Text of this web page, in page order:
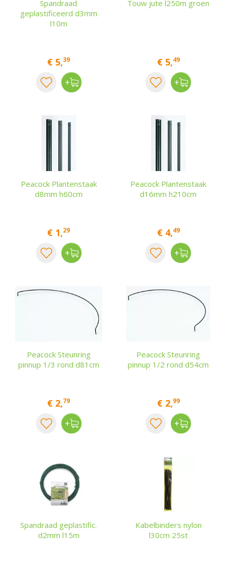
Spandraad
geplastificeerd d3mm
l10m
€ 5,39
Touw jute l250m groen
€ 5,49
Peacock Plantenstaak
d8mm h60cm
€ 1,29
Peacock Plantenstaak
d16mm h210cm
€ 4,49
Peacock Steunring
pinnup 1/3 rond d81cm
€ 2,79
Peacock Steunring
pinnup 1/2 rond d54cm
€ 2,99
Spandraad geplastific.
d2mm l15m
Kabelbinders nylon
l30cm 25st